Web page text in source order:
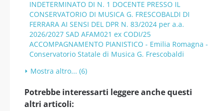
INDETERMINATO DI N. 1 DOCENTE PRESSO IL
CONSERVATORIO DI MUSICA G. FRESCOBALDI DI
FERRARA AI SENSI DEL DPR N. 83/2024 per a.a.
2026/2027 SAD AFAM021 ex CODI/25
ACCOMPAGNAMENTO PIANISTICO - Emilia Romagna -
Conservatorio Statale di Musica G. Frescobaldi
Mostra altro... (6)
Potrebbe interessarti leggere anche questi
altri articoli: